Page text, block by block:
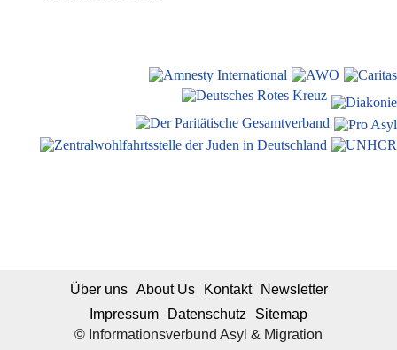
© Informationsverbund Asyl & Migration
Über uns About Us Kontakt
Newsletter
Impressum
Datenschutz Sitemap